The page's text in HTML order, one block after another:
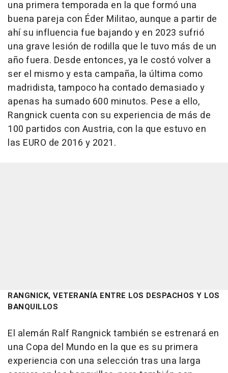
una primera temporada en la que formó una
buena pareja con Éder Militao, aunque a partir de
ahí su influencia fue bajando y en 2023 sufrió
una grave lesión de rodilla que le tuvo más de un
año fuera. Desde entonces, ya le costó volver a
ser el mismo y esta campaña, la última como
madridista, tampoco ha contado demasiado y
apenas ha sumado 600 minutos. Pese a ello,
Rangnick cuenta con su experiencia de más de
100 partidos con Austria, con la que estuvo en
las EURO de 2016 y 2021.
RANGNICK, VETERANÍA ENTRE LOS DESPACHOS Y LOS
BANQUILLOS
El alemán Ralf Rangnick también se estrenará en
una Copa del Mundo en la que es su primera
experiencia con una selección tras una larga